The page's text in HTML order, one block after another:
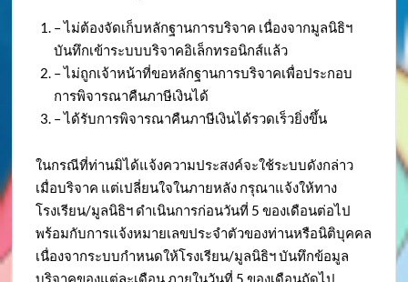
– ไม่ต้องจัดเก็บหลักฐานการบริจาค เนื่องจากมูลนิธิฯ
บันทึกเข้าระบบบริจาคอิเล็กทรอนิกส์แล้ว
– ไม่ถูกเจ้าหน้าที่ขอหลักฐานการบริจาคเพื่อประกอบ
การพิจารณาคืนภาษีเงินได้
– ได้รับการพิจารณาคืนภาษีเงินได้รวดเร็วยิ่งขึ้น
ในกรณีที่ท่านมิได้แจ้งความประสงค์จะใช้ระบบดังกล่าว
เมื่อบริจาค แต่เปลี่ยนใจในภายหลัง กรุณาแจ้งให้ทาง
โรงเรียน/มูลนิธิฯ ดำเนินการก่อนวันที่ 5 ของเดือนต่อไป
พร้อมกับการแจ้งหมายเลขประจำตัวของท่านหรือนิติบุคคล
เนื่องจากระบบกำหนดให้โรงเรียน/มูลนิธิฯ บันทึกข้อมูล
บริจาคของแต่ละเดือน ภายในวันที่ 5 ของเดือนถัดไป